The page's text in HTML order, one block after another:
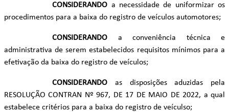
CONSIDERANDO a necessidade de uniformizar os
procedimentos para a baixa do registro de veículos automotores;
CONSIDERANDO a conveniência técnica e
administrativa de serem estabelecidos requisitos mínimos para a
efetivação da baixa do registro de veículos;
CONSIDERANDOas disposições aduzidas pela
RESOLUÇÃO CONTRAN Nº 967, DE 17 DE MAIO DE 2022, a qual
estabelece critérios para a baixa do registro de veículso;